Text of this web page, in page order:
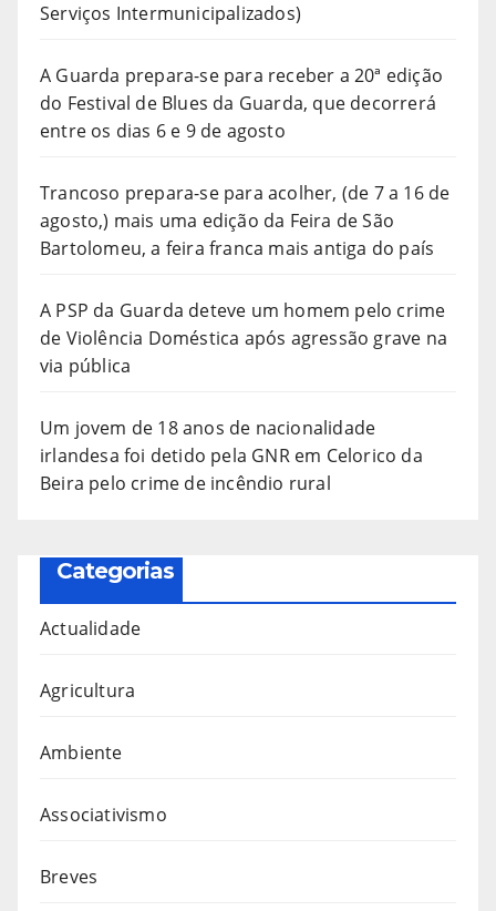
Serviços Intermunicipalizados)
A Guarda prepara-se para receber a 20ª edição
do Festival de Blues da Guarda, que decorrerá
entre os dias 6 e 9 de agosto
Trancoso prepara-se para acolher, (de 7 a 16 de
agosto,) mais uma edição da Feira de São
Bartolomeu, a feira franca mais antiga do país
A PSP da Guarda deteve um homem pelo crime
de Violência Doméstica após agressão grave na
via pública
Um jovem de 18 anos de nacionalidade
irlandesa foi detido pela GNR em Celorico da
Beira pelo crime de incêndio rural
Categorias
Actualidade
Agricultura
Ambiente
Associativismo
Breves